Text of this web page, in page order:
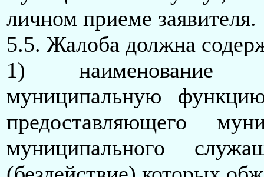
личном приеме заявителя.
5.5. Жалоба должна
1) наименование
муниципальную
предоставляющего
муниципального